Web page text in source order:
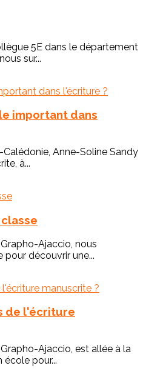
5E dans le département
sur...
important dans
Anne-Soline Sandy
à...
Ajaccio, nous
découvrir une...
de l'écriture
Ajaccio, est allée à la
pour...